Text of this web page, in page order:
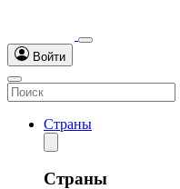
Войти
Страны
Страны